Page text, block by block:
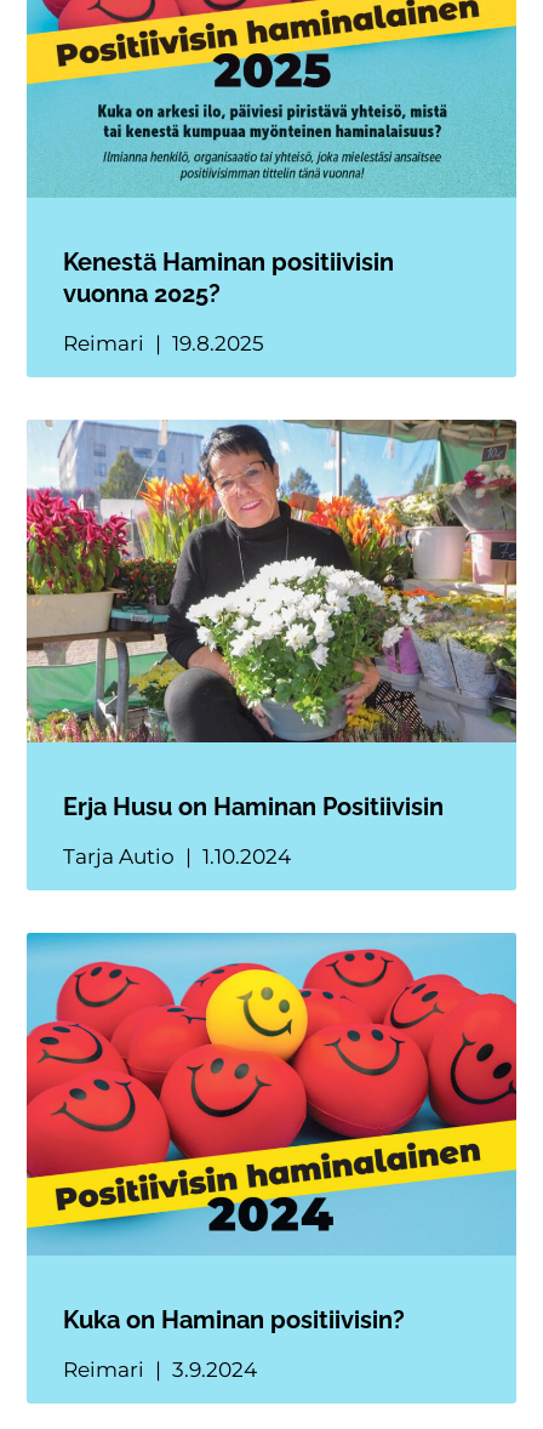
Kenestä Haminan positiivisin
vuonna 2025?
Reimari 19.8.2025
Erja Husu on Haminan Positiivisin
Tarja Autio 1.10.2024
Kuka on Haminan positiivisin?
Reimari 3.9.2024